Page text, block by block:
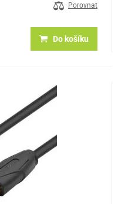
Porovnat
Do košíku